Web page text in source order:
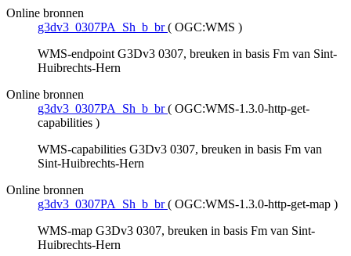
Online bronnen
g3dv3_0307PA_Sh_b_br ( OGC:WMS )
WMS-endpoint G3Dv3 0307, breuken in basis Fm van Sint-
Huibrechts-Hern
Online bronnen
g3dv3_0307PA_Sh_b_br ( OGC:WMS-1.3.0-http-get-
capabilities )
WMS-capabilities G3Dv3 0307, breuken in basis Fm van
Sint-Huibrechts-Hern
Online bronnen
g3dv3_0307PA_Sh_b_br ( OGC:WMS-1.3.0-http-get-map )
WMS-map G3Dv3 0307, breuken in basis Fm van Sint-
Huibrechts-Hern